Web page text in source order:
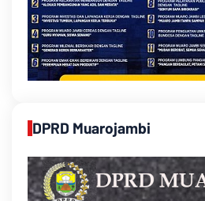
DPRD Muarojambi